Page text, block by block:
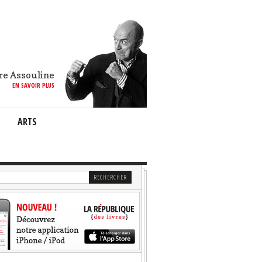
Assouline
EN SAVOIR PLUS
ARTS